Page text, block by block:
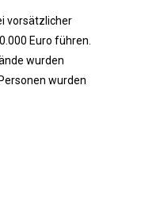
vorsätzlicher
Euro führen.
wurden
wurden